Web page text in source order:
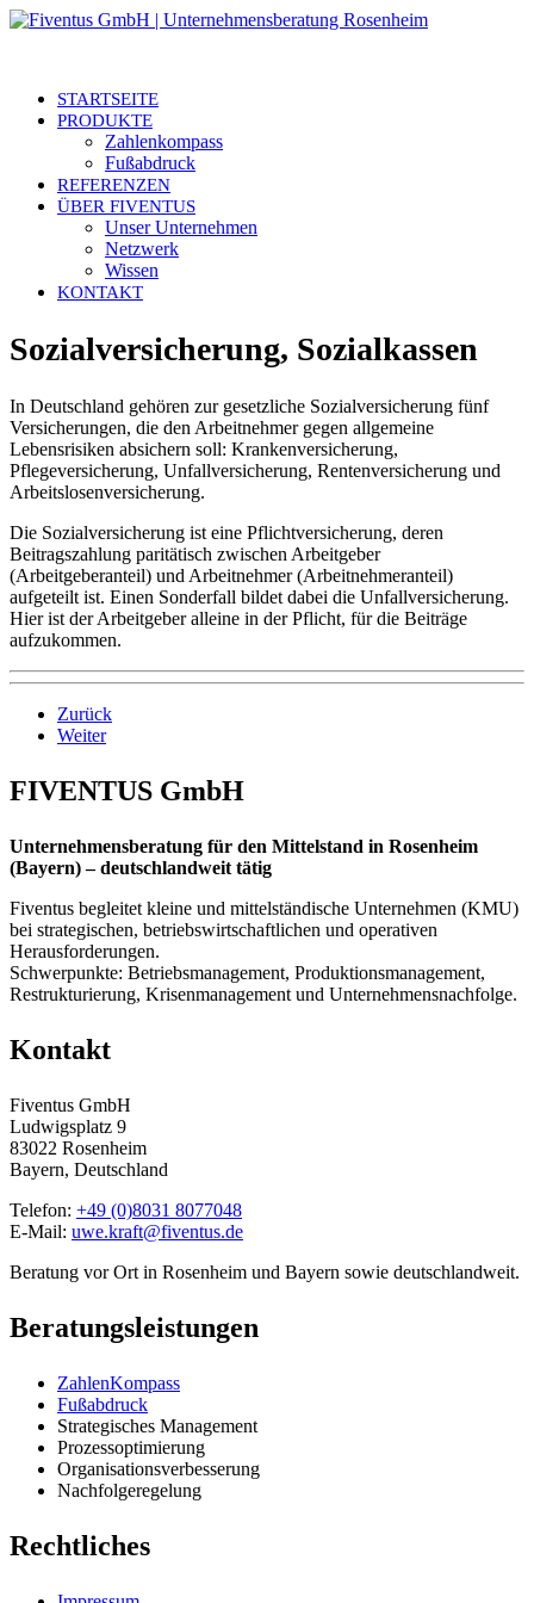
STARTSEITE
PRODUKTE
Zahlenkompass
Fußabdruck
REFERENZEN
ÜBER FIVENTUS
Unser Unternehmen
Netzwerk
Wissen
KONTAKT
Sozialversicherung, Sozialkassen
In Deutschland gehören zur gesetzliche Sozialversicherung fünf
Versicherungen, die den Arbeitnehmer gegen allgemeine
Lebensrisiken absichern soll: Krankenversicherung,
Pflegeversicherung, Unfallversicherung, Rentenversicherung und
Arbeitslosenversicherung.
Die Sozialversicherung ist eine Pflichtversicherung, deren
Beitragszahlung paritätisch zwischen Arbeitgeber
(Arbeitgeberanteil) und Arbeitnehmer (Arbeitnehmeranteil)
aufgeteilt ist. Einen Sonderfall bildet dabei die Unfallversicherung.
Hier ist der Arbeitgeber alleine in der Pflicht, für die Beiträge
aufzukommen.
Zurück
Weiter
FIVENTUS GmbH
Unternehmensberatung für den Mittelstand in Rosenheim
(Bayern) – deutschlandweit tätig
Fiventus begleitet kleine und mittelständische Unternehmen (KMU)
bei strategischen, betriebswirtschaftlichen und operativen
Herausforderungen.
Schwerpunkte: Betriebsmanagement, Produktionsmanagement,
Restrukturierung, Krisenmanagement und Unternehmensnachfolge.
Kontakt
Fiventus GmbH
Ludwigsplatz 9
83022 Rosenheim
Bayern, Deutschland
Telefon: +49 (0)8031 8077048
E-Mail: uwe.kraft@fiventus.de
Beratung vor Ort in Rosenheim und Bayern sowie deutschlandweit.
Beratungsleistungen
ZahlenKompass
Fußabdruck
Strategisches Management
Prozessoptimierung
Organisationsverbesserung
Nachfolgeregelung
Rechtliches